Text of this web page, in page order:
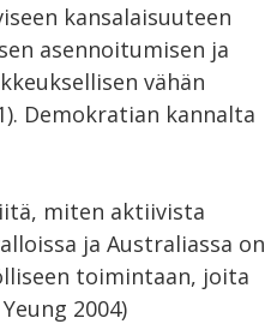
kansalaisuuteen
asennoitumisen ja
vähän
Demokratian kannalta
miten aktiivista
ja Australiassa on
toimintaan, joita
2004)